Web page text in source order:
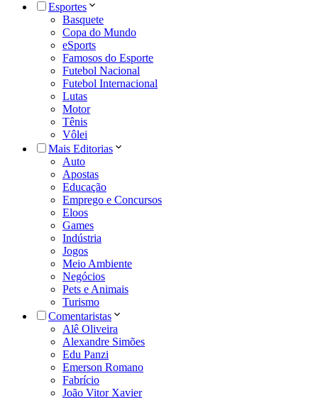
Esportes
Basquete
Copa do Mundo
eSports
Famosos do Esporte
Futebol Nacional
Futebol Internacional
Lutas
Motor
Tênis
Vôlei
Mais Editorias
Auto
Apostas
Educação
Emprego e Concursos
Eloos
Games
Indústria
Jogos
Meio Ambiente
Negócios
Pets e Animais
Turismo
Comentaristas
Alê Oliveira
Alexandre Simões
Edu Panzi
Emerson Romano
Fabrício
João Vitor Xavier